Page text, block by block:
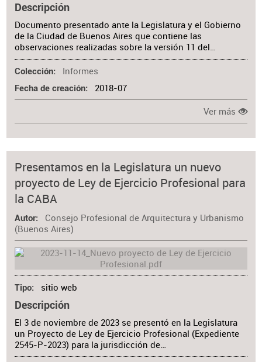
Descripción
Documento presentado ante la Legislatura y el Gobierno
de la Ciudad de Buenos Aires que contiene las
observaciones realizadas sobre la versión 11 del…
Colección Informes
Fecha de creación 2018-07
Ver más
Presentamos en la Legislatura un nuevo
proyecto de Ley de Ejercicio Profesional para
la CABA
Autor
Consejo Profesional de Arquitectura y Urbanismo
(Buenos Aires)
Tipo sitio web
Descripción
El 3 de noviembre de 2023 se presentó en la Legislatura
un Proyecto de Ley de Ejercicio Profesional (Expediente
2545-P-2023) para la jurisdicción de…